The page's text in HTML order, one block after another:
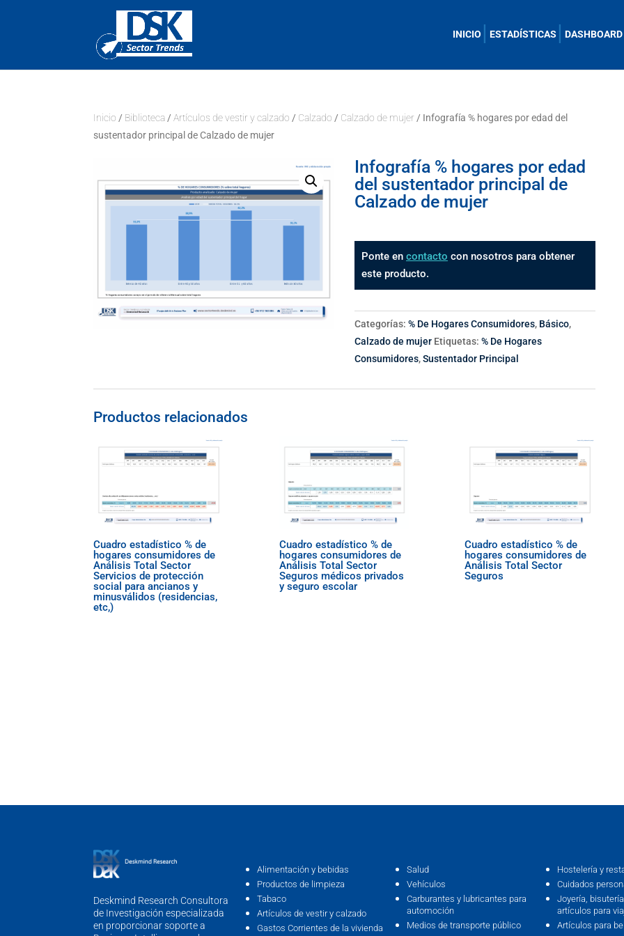
INICIO ESTADÍSTICAS DASHBOARD
Inicio / Biblioteca /Artículos de vestir y calzado / Calzado / Calzado de mujer / Infografía % hogares por edad del
sustentador principal de Calzado de mujer
Infografía % hogares por edad
del sustentador principal de
Calzado de mujer
Ponte encontacto con nosotros para obtener
este producto.
Categorías:% De Hogares Consumidores, Básico,
Calzado de mujer Etiquetas:% De Hogares
Consumidores,Sustentador Principal
Productos relacionados
Cuadro estadístico % de
hogares consumidores de
Análisis Total Sector
Servicios de protección
social para ancianos y
minusválidos (residencias,
etc,)
Cuadro estadístico % de
hogares consumidores de
Análisis Total Sector
Seguros médicos privados
y seguro escolar
Cuadro estadístico % de
hogares consumidores de
Análisis Total Sector
Seguros
Deskmind Research Consultora
de Investigación especializada
en proporcionar soporte a
Alimentación y bebidas
Productos de limpieza
Tabaco
Artículos de vestir y calzado
Gastos Corrientes de la vivienda
Salud
Vehículos
Carburantes y lubricantes para
automoción
Medios de transporte público
Hostelería y
Cuidados
Joyería,
artículos para
Artículos para